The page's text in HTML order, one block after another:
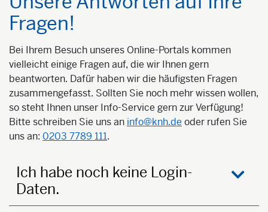
Fragen!
Bei Ihrem Besuch unseres Online-Portals kommen
vielleicht einige Fragen auf, die wir Ihnen gern
beantworten. Dafür haben wir die häufigsten Fragen
zusammengefasst. Sollten Sie noch mehr wissen wollen,
so steht Ihnen unser Info-Service gern zur Verfügung!
Bitte schreiben Sie uns an info@knh.de oder rufen Sie
uns an: 0203 7789 111.
Ich habe noch keine Login-
Daten.